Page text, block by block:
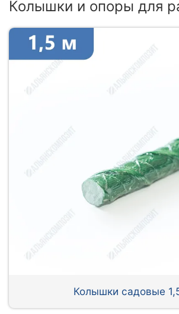
Колышки и опоры для
Колышки садовые